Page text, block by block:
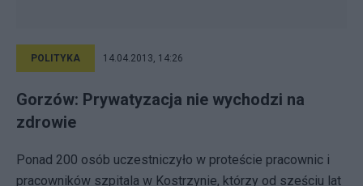
POLITYKA 14.04.2013, 14:26
Gorzów: Prywatyzacja nie wychodzi na
zdrowie
Ponad 200 osób uczestniczyło w proteście pracownic i
pracowników szpitala w Kostrzynie, którzy od sześciu lat